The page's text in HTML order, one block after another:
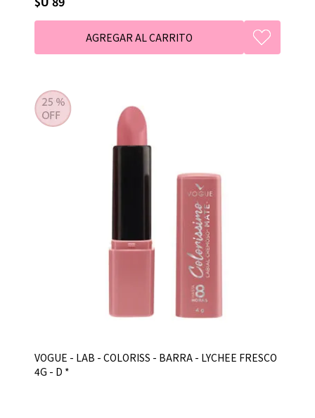
VOGUE - LAB - COLORISS - BARRA - LYCHEE FRESCO
4G - D *